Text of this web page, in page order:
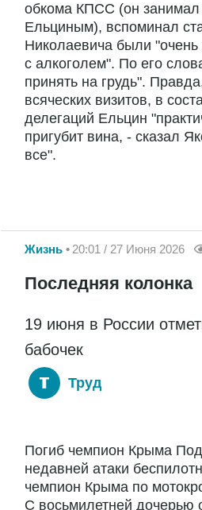
обкома КПСС (он занимал
Ельциным), вспоминал
Николаевича были
с алкоголем". По его
принять на грудь".
всяческих визитов, в
делегаций Ельцин
пригубит вина, - сказал
все".
Жизнь 20:01 / 27 Июня 2026
Последняя колонка
19 июня в России
бабочек
Труд
Погиб чемпион Крыма
недавней атаки
чемпион Крыма по
С восьмилетней дочерью